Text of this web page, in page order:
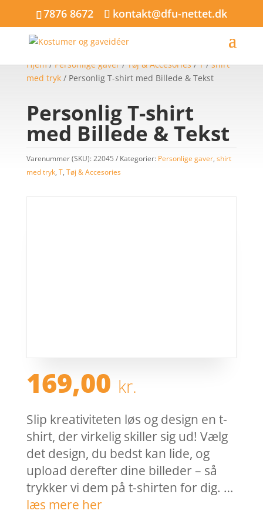
7876 8672 kontakt@dfu-nettet.dk
Hjem/Personlige gaver/Tøj & Accesories/T/shirt
med tryk/ Personlig T-shirt med Billede & Tekst
Personlig T-shirt
med Billede & Tekst
Varenummer (SKU):22045 Kategorier: Personlige gaver, shirt
med tryk, T, Tøj & Accesories
169,00 kr.
Slip kreativiteten løs og design en t-
shirt, der virkelig skiller sig ud! Vælg
det design, du bedst kan lide, og
upload derefter dine billeder – så
trykker vi dem på t-shirten for dig. …
læs mere her